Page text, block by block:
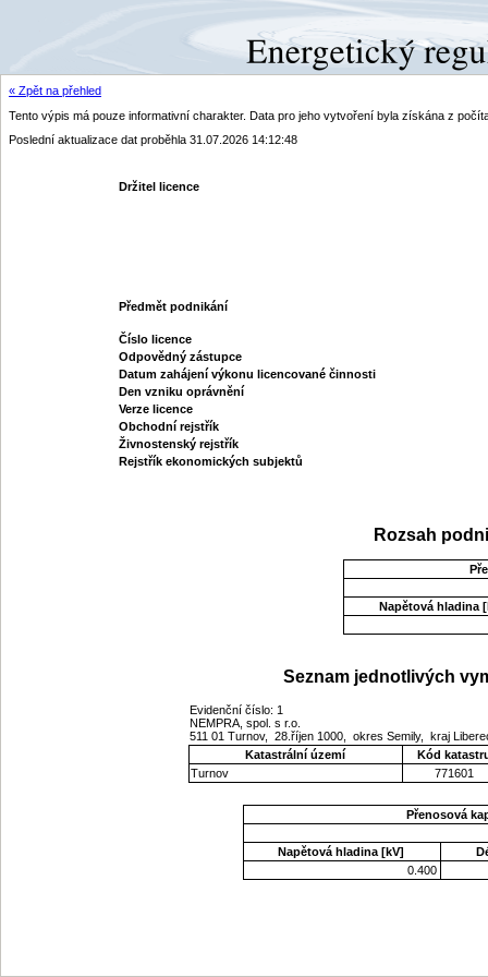
« Zpět na přehled
Tento výpis má pouze informativní charakter. Data pro jeho vytvoření byla získána z
Poslední aktualizace dat proběhla 31.07.2026 14:12:48
Držitel licence
Předmět podnikání
Číslo licence
Odpovědný zástupce
Datum zahájení výkonu licencované činnosti
Den vzniku oprávnění
Verze licence
Obchodní rejstřík
Živnostenský rejstřík
Rejstřík ekonomických subjektů
Rozsah
Napětová hladina
Seznam jednotlivých
Evidenční číslo: 1
NEMPRA, spol. s r.o.
511 01 Turnov, 28.říjen 1000, okres Semily, kraj
Katastrální území
Kód
Turnov
771601
Přenosová
Napětová hladina [kV]
0.400